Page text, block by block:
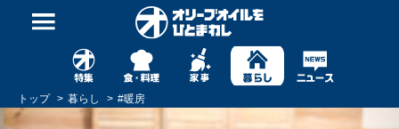
トップ 暮らし #暖房